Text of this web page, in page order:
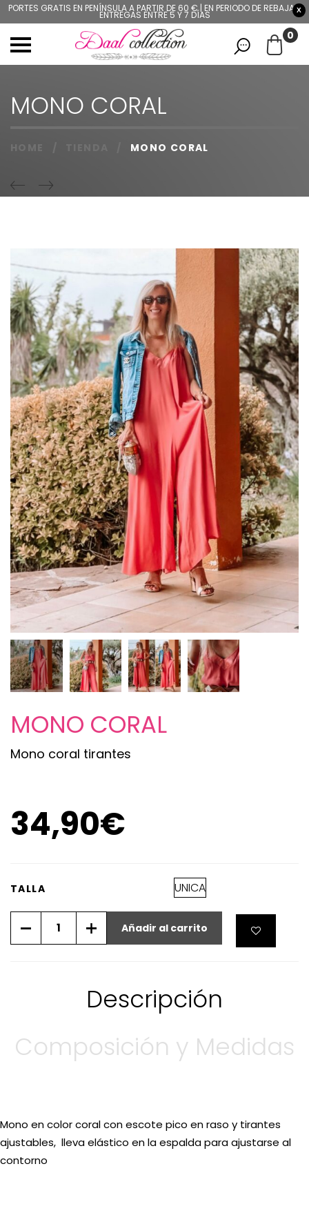
X
PORTES GRATIS EN PENÍNSULA A PARTIR DE 60 € | EN PERIODO DE REBAJAS,
ENTREGAS ENTRE 5 Y 7 DÍAS
0
MONO CORAL
MONO CORAL
MONO CORAL
34,90€
Mono coral tirantes
TALLA UNICA
Añadir al carrito
Descripción
Composición y Medidas
Mono en color coral con escote pico en raso y tirantes
ajustables, lleva elástico en la espalda para ajustarse al
contorno